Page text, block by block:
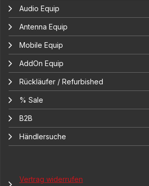
Audio Equip
Antenna Equip
Mobile Equip
AddOn Equip
Rückläufer / Refurbished
% Sale
B2B
Händlersuche
Vertrag widerrufen